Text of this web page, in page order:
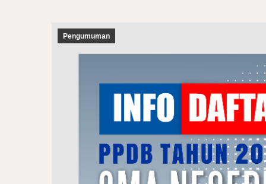
Pengumuman